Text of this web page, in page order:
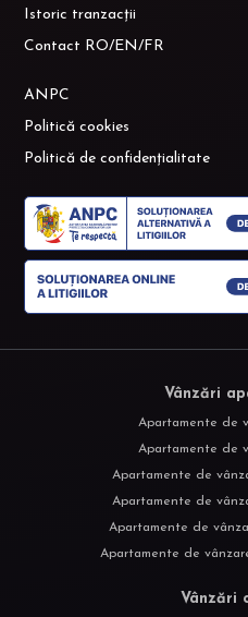
Istoric tranzacții
Contact RO/EN/FR
ANPC
Politică cookies
Politică de confidențialitate
Vânzări
Apartamente de
Apartamente de
Apartamente de
Apartamente de
Apartamente de
Apartamente de
Vânzări